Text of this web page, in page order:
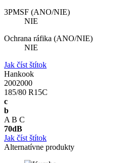
3PMSF (ANO/NIE)
NIE
Ochrana ráfika (ANO/NIE)
NIE
Jak číst štítok
Hankook
2002000
185/80 R15C
c
b
A B C
70dB
Jak číst štítok
Alternatívne produkty